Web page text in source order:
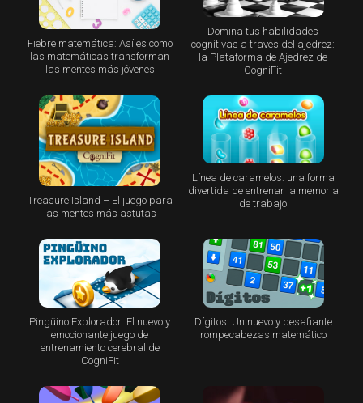
Fiebre matemática: Así es como
las matemáticas transforman
las mentes más jóvenes
Domina tus habilidades
cognitivas a través del ajedrez:
la Plataforma de Ajedrez de
CogniFit
Treasure Island – El juego para
las mentes más astutas
Línea de caramelos: una forma
divertida de entrenar la memoria
de trabajo
Pingüino Explorador: El nuevo y
emocionante juego de
entrenamiento cerebral de
CogniFit
Dígitos: Un nuevo y desafiante
rompecabezas matemático